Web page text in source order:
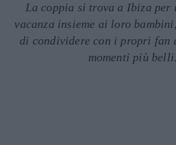
La coppia si trova a Ibiza per
vacanza insieme ai loro
di condividere con i propri fan
momenti più belli.